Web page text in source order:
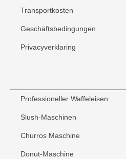
Transportkosten
Geschäftsbedingungen
Privacyverklaring
Professioneller Waffeleisen
Slush-Maschinen
Churros Maschine
Donut-Maschine